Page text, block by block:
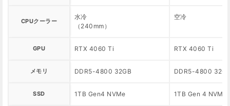
CPUクーラー
水冷
（240mm）
空冷
GPU RTX 4060 Ti RTX 4060 Ti
メモリ DDR5-4800 32GB DDR5-4800
SSD 1TB Gen4 NVMe 1TB Gen 4 NVMe